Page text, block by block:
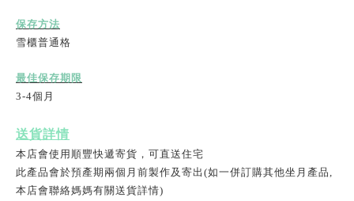
保存方法
雪櫃普通格
最佳保存期限
3-4個月
送貨詳情
本店會使用順豐快遞寄貨，可直送住宅
此產品會於預產期兩個月前製作及寄出(如一併訂購其他坐月產品,
本店會聯絡媽媽有關送貨詳情)